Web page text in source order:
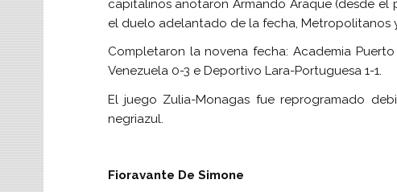
capitalinos anotaron Armando Araque (desde el
el duelo adelantado de la fecha, Metropolitanos
Completaron la novena fecha: Academia
Venezuela 0-3 e Deportivo Lara-Portuguesa 1-1.
El juego Zulia-Monagas fue reprogramado
negriazul.
Fioravante De Simone